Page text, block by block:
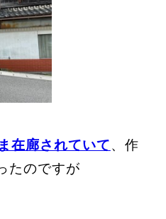
在廊されていて、作
たのですが